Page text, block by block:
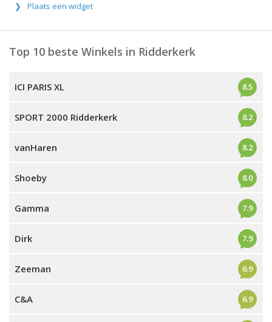
Plaats een widget
Top 10 beste Winkels in Ridderkerk
ICI PARIS XL 8.5
SPORT 2000 Ridderkerk 8.2
vanHaren 8.2
Shoeby 8.0
Gamma 7.9
Dirk 7.9
Zeeman 6.9
C&A 6.9